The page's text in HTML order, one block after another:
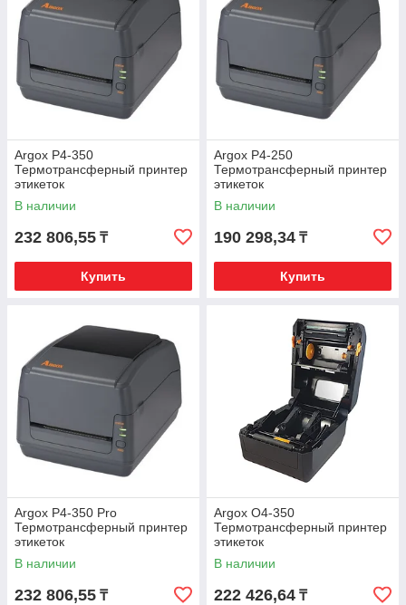
Argox P4-350
Термотрансферный принтер
этикеток
В наличии
232 806,55 ₸
Купить
Argox P4-250
Термотрансферный принтер
этикеток
В наличии
190 298,34 ₸
Купить
Argox P4-350 Pro
Термотрансферный принтер
этикеток
В наличии
232 806,55 ₸
Argox O4-350
Термотрансферный принтер
этикеток
В наличии
222 426,64 ₸